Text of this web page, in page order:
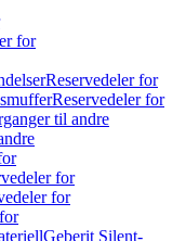
for
Reservedeler for
Reservedeler for
til andre
for
for
Geberit Silent-